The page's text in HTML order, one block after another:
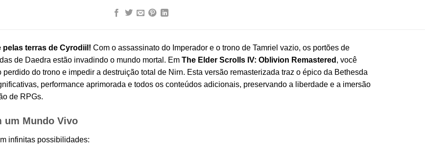
terras de Cyrodiil! Com o assassinato do Imperador e o trono de Tamriel vazio, os portões de
de Daedra estão invadindo o mundo mortal. Em The Elder Scrolls IV: Oblivion Remastered , você
do trono e impedir a destruição total de Nirn. Esta versão remasterizada traz o épico da Bethesda
performance aprimorada e todos os conteúdos adicionais, preservando a liberdade e a imersão
de RPGs.
um Mundo Vivo
infinitas possibilidades: